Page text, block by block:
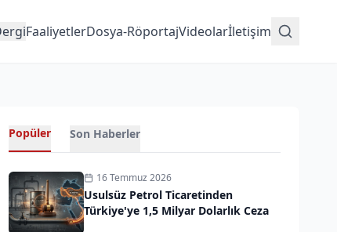
FaaliyetlerDosya-RöportajVideolarİletişim
Popüler Son Haberler
16 Temmuz 2026
Usulsüz Petrol Ticaretinden
Türkiye'ye 1,5 Milyar Dolarlık Ceza